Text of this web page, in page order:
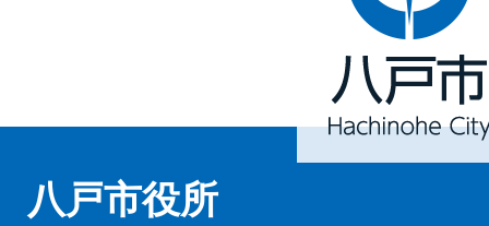
Hachinohe
City
八戸市役所